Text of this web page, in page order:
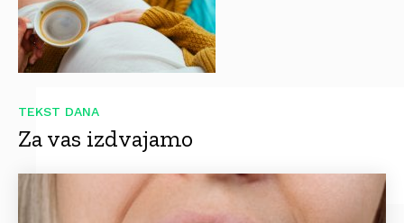
TEKST DANA
Za vas izdvajamo